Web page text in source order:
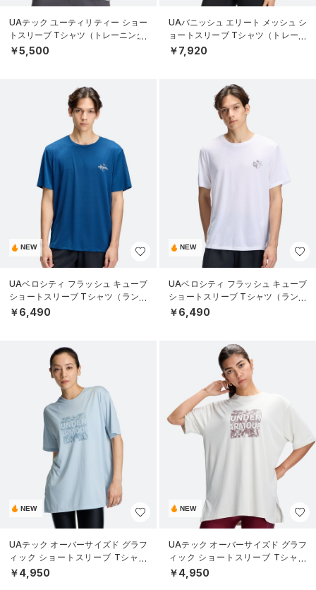
UAテック ユーティリティー ショー
トスリーブ Tシャツ（トレーニング/
MEN）
￥5,500
UAバニッシュ エリート メッシュ シ
ョートスリーブ Tシャツ（トレーニ
ング/WOMEN）
￥7,920
NEW
UAベロシティ フラッシュ キューブ
ショートスリーブ Tシャツ（ランニ
ング/MEN）
￥6,490
NEW
UAベロシティ フラッシュ キューブ
ショートスリーブ Tシャツ（ランニ
ング/MEN）
￥6,490
NEW
UAテック オーバーサイズド グラフ
ィック ショートスリーブ Tシャツ
（トレーニング/WOMEN）
￥4,950
NEW
UAテック オーバーサイズド グラフ
ィック ショートスリーブ Tシャツ
（トレーニング/WOMEN）
￥4,950